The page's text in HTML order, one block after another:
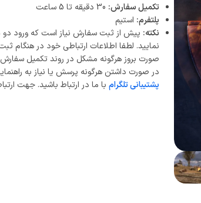
تکمیل سفارش:
پلتفرم: استیم
نکته: پیش از ثبت سفارش نیاز است که ورود دو
نمایید. لطفا اطلاعات ارتباطی خود در هنگام
صورت بروز هرگونه مشکل در روند تکمیل سفارش،
در صورت داشتن هرگونه پرسش یا نیاز به
پشتیبانی تلگرامبا ما در ارتباط باشید. جهت